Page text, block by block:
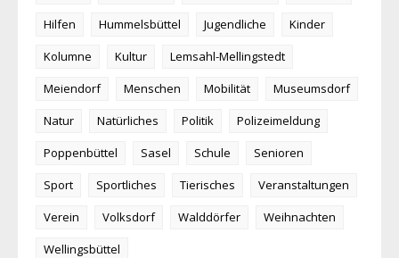
Hilfen
Hummelsbüttel Jugendliche
Kinder
Kolumne
Kultur
Lemsahl-Mellingstedt
Meiendorf
Menschen Mobilität
Museumsdorf
Natur
Natürliches Politik
Polizeimeldung
Poppenbüttel
Sasel Schule
Senioren
Sport
Sportliches Tierisches
Veranstaltungen
Verein
Volksdorf Walddörfer
Weihnachten
Wellingsbüttel